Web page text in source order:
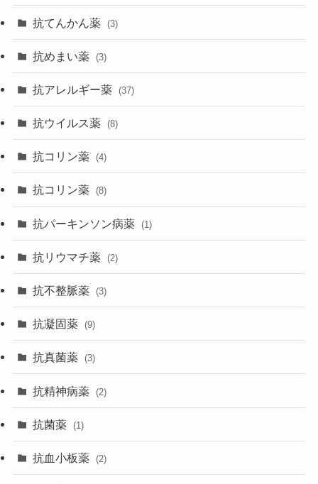
抗てんかん薬 (3)
抗めまい薬 (3)
抗アレルギー薬 (37)
抗ウイルス薬 (8)
抗コリン薬 (4)
抗コリン薬 (8)
抗パーキンソン病薬 (1)
抗リウマチ薬 (2)
抗不整脈薬 (3)
抗凝固薬 (9)
抗真菌薬 (3)
抗精神病薬 (2)
抗菌薬 (1)
抗血小板薬 (2)